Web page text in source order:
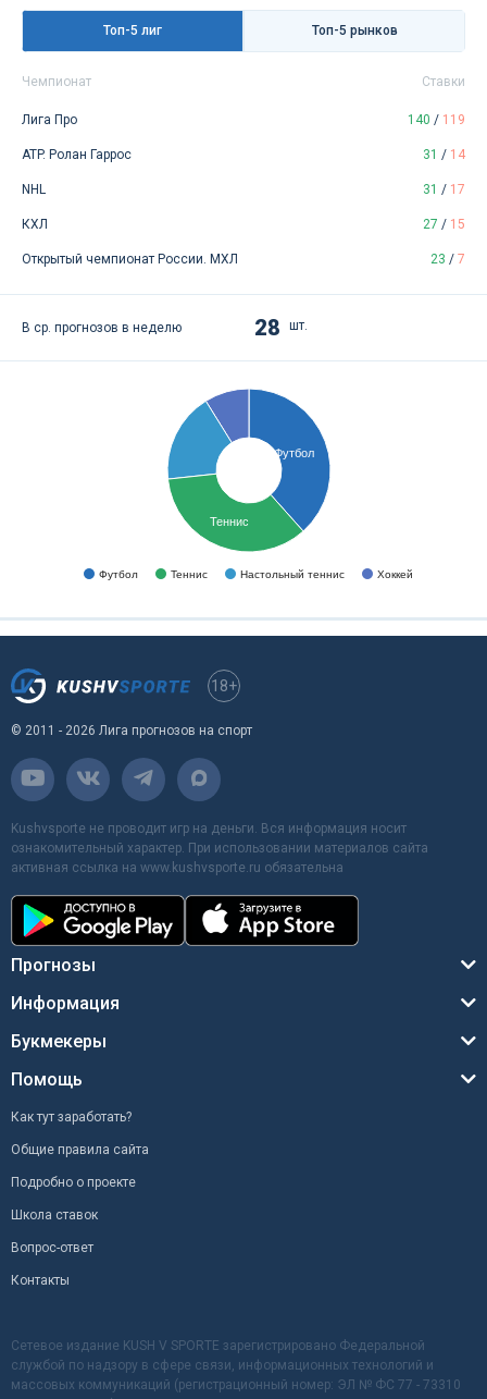
Топ-5 лиг Топ-5 рынков
Чемпионат Ставки
Лига Про 140 / 119
ATP. Ролан Гаррос 31 / 14
NHL 31 / 17
КХЛ 27 / 15
Открытый чемпионат России. МХЛ 23 / 7
В ср. прогнозов в неделю 28 шт.
Футбол Теннис Настольный теннис Хоккей
Футбол
Теннис
18+
© 2011 - 2026 Лига прогнозов на спорт
Kushvsporte не проводит игр на деньги. Вся информация носит
ознакомительный характер. При использовании материалов сайта
активная ссылка на www.kushvsporte.ru обязательна
Прогнозы
Информация
Букмекеры
Помощь
Как тут заработать?
Общие правила сайта
Подробно о проекте
Школа ставок
Вопрос-ответ
Контакты
Сетевое издание KUSH V SPORTE зарегистрировано Федеральной
службой по надзору в сфере связи, информационных технологий и
массовых коммуникаций (регистрационный номер: ЭЛ № ФС 77 - 73310